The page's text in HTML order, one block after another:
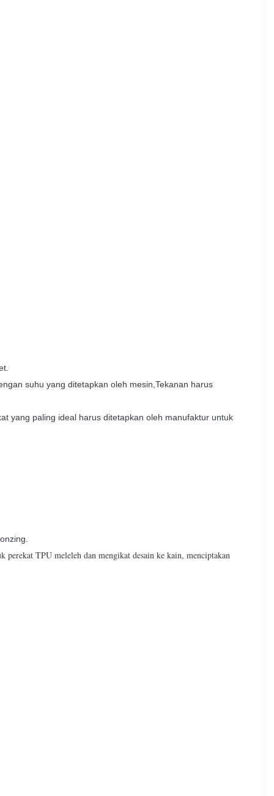
suhu yang ditetapkan oleh mesin,Tekanan harus
yang paling ideal harus ditetapkan oleh manufaktur untuk
TPU meleleh dan mengikat desain ke kain, menciptakan